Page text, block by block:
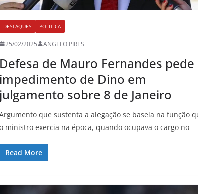
DESTAQUES POLITICA
25/02/2025 ANGELO PIRES
Defesa de Mauro Fernandes pede
impedimento de Dino em
julgamento sobre 8 de Janeiro
que sustenta a alegação se baseia na função
ministro exercia na época, quando ocupava o cargo no
Read More